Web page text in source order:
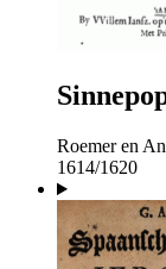
Roemer en
1614/1620